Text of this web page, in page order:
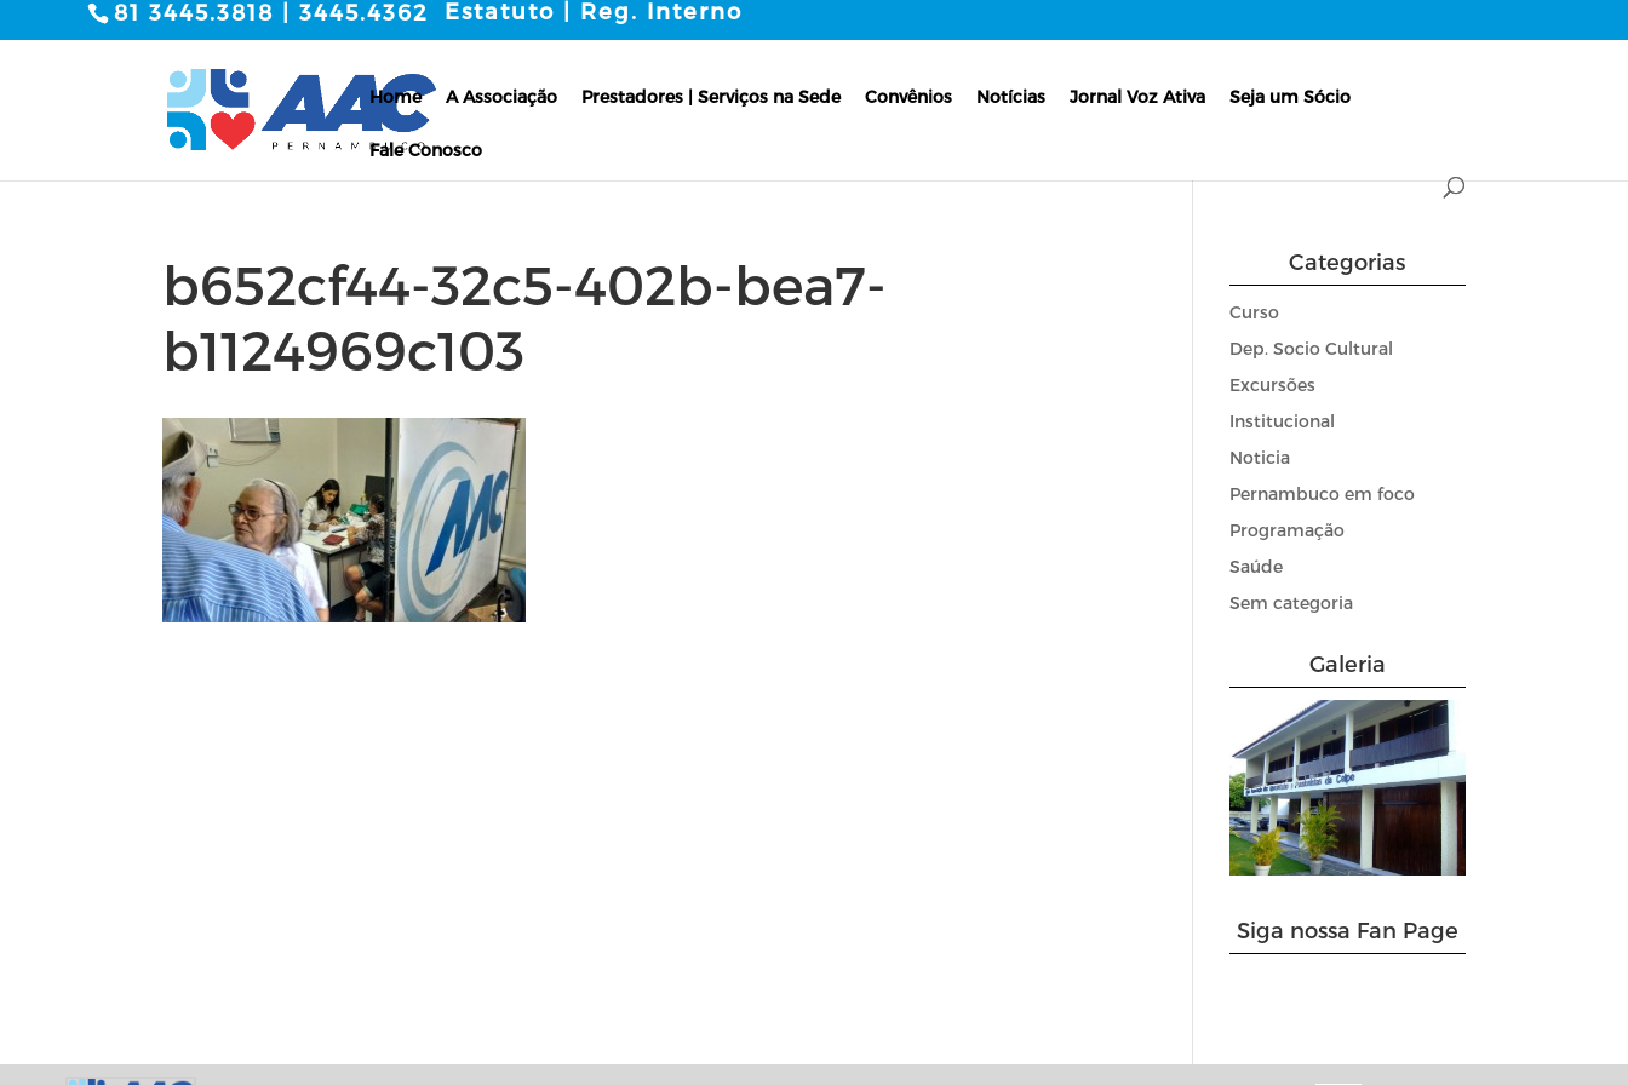
81 3445.3818 | 3445.4362 Estatuto | Reg. Interno
Home A Associação Prestadores | Serviços na Sede Convênios Notícias Jornal Voz Ativa Seja um Sócio
Fale Conosco
b652cf44-32c5-402b-bea7-
b1124969c103
Categorias
Curso
Dep. Socio Cultural
Excursões
Institucional
Noticia
Pernambuco em foco
Programação
Saúde
Sem categoria
Galeria
Siga nossa Fan Page